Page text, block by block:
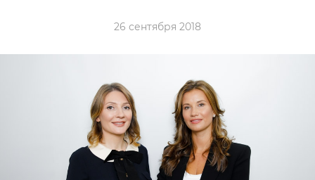
26 сентября 2018